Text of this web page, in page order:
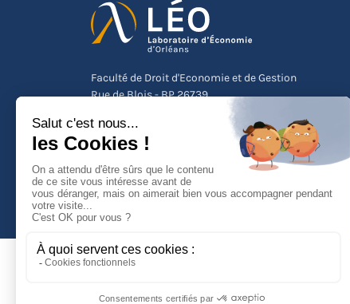
Faculté de Droit d'Economie et de Gestion
Rue de Blois - BP 26739
Tél : (33) (0)2 38 41 70 37
NOUS CONTACTER